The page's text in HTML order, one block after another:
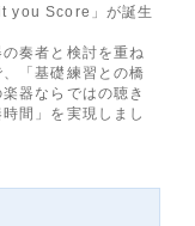
you Score」が誕生
奏者と検討を重ね
「基礎練習との橋
器ならではの聴き
間」を実現しまし